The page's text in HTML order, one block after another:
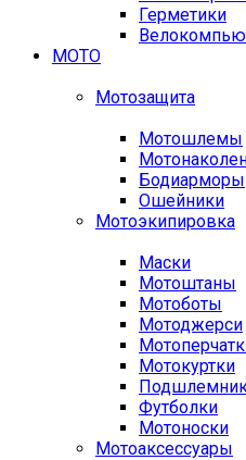
Герметики
МОТО
Мотозащита
Мотошлемы
Бодиарморы
Ошейники
Мотоэкипировка
Маски
Мотоштаны
Мотоботы
Мотоджерси
Мотокуртки
Футболки
Мотоноски
Мотоаксессуары